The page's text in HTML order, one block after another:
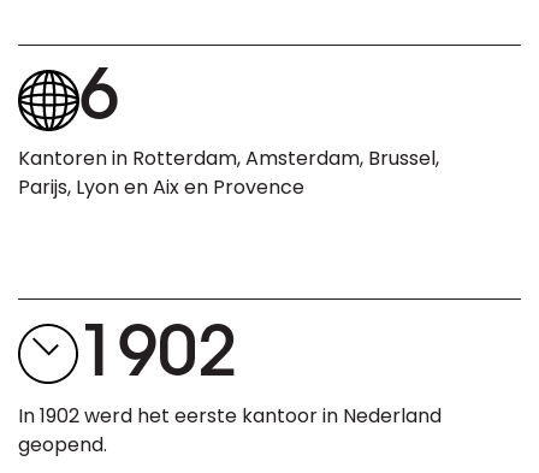
6
Kantoren in Rotterdam, Amsterdam, Brussel,
Parijs, Lyon en Aix en Provence
1902
In 1902 werd het eerste kantoor in Nederland
geopend.